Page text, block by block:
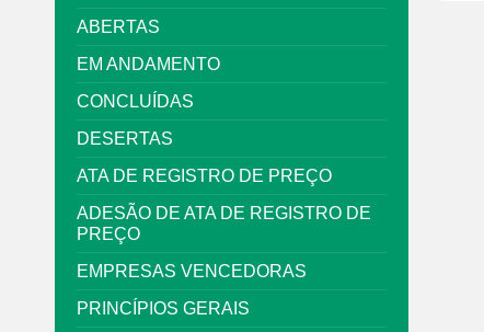
ABERTAS
EM ANDAMENTO
CONCLUÍDAS
DESERTAS
ATA DE REGISTRO DE PREÇO
ADESÃO DE ATA DE REGISTRO DE
PREÇO
EMPRESAS VENCEDORAS
PRINCÍPIOS GERAIS